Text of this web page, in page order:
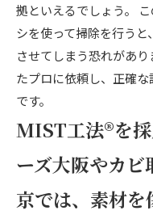
拠といえるでしょう。
シを使って掃除を行う
させてしまう恐れがあ
たプロに依頼し、正確
です。
MIST工法®を
ーズ大阪やカ
京では、素材を